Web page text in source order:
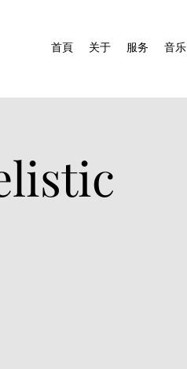
首頁 关于 服务 音乐